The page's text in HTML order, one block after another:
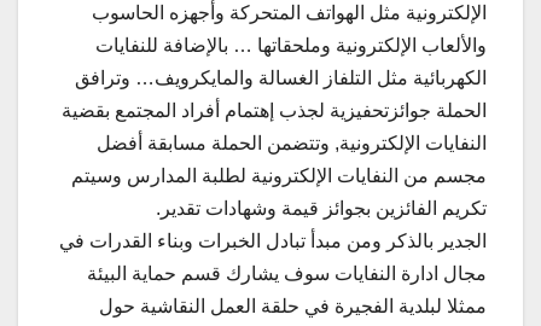
الإلكترونية مثل الهواتف المتحركة وأجهزه الحاسوب
والألعاب الإلكترونية وملحقاتها … بالإضافة للنفايات
الكهربائية مثل التلفاز الغسالة والمايكرويف… وترافق
الحملة جوائزتحفيزية لجذب إهتمام أفراد المجتمع بقضية
النفايات الإلكترونية, وتتضمن الحملة مسابقة أفضل
مجسم من النفايات الإلكترونية لطلبة المدارس وسيتم
تكريم الفائزين بجوائز قيمة وشهادات تقدير.
الجدير بالذكر ومن مبدأ تبادل الخبرات وبناء القدرات في
مجال ادارة النفايات سوف يشارك قسم حماية البيئة
ممثلا لبلدية الفجيرة في حلقة العمل النقاشية حول